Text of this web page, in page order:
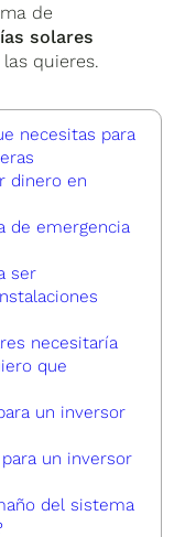
de
solares
quieres.
necesitas para
dinero en
de emergencia
ser
necesitaría
que
un inversor
un inversor
del sistema